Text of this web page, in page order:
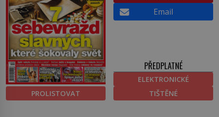
PROLISTOVAT
Email
PŘEDPLATNÉ
ELEKTRONICKÉ
TIŠTĚNÉ